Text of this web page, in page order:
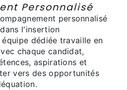
Personnalisé
personnalisé
l'insertion
dédiée travaille en
chaque candidat,
aspirations et
vers des opportunités